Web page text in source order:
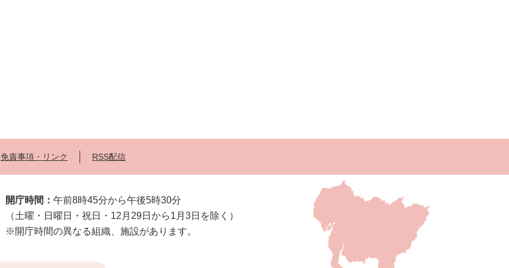
免責事項・リンク RSS配信
開庁時間： 午前8時45分から午後5時30分
（土曜・日曜日・祝日・12月29日から1月3日を除く）
※開庁時間の異なる組織、施設があります。